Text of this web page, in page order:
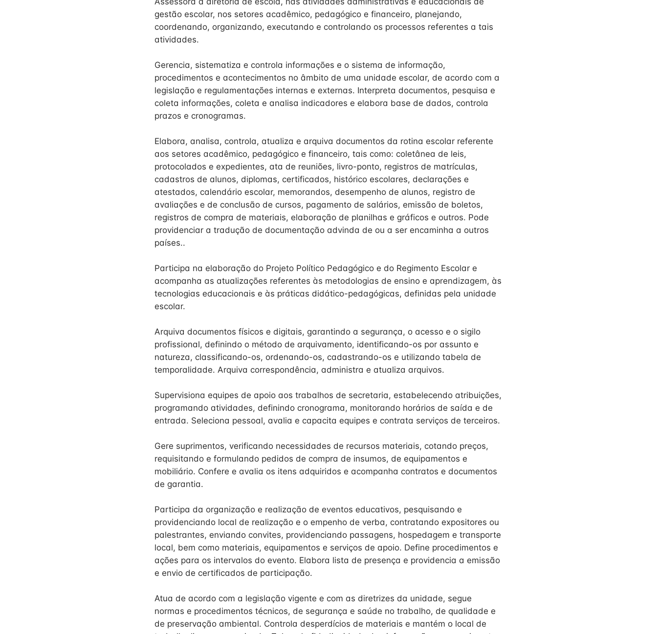
gestão escolar, nos setores acadêmico, pedagógico e financeiro, planejando,
coordenando, organizando, executando e controlando os processos referentes a tais
atividades.
Gerencia, sistematiza e controla informações e o sistema de informação,
procedimentos e acontecimentos no âmbito de uma unidade escolar, de acordo com a
legislação e regulamentações internas e externas. Interpreta documentos, pesquisa e
coleta informações, coleta e analisa indicadores e elabora base de dados, controla
prazos e cronogramas.
Elabora, analisa, controla, atualiza e arquiva documentos da rotina escolar referente
aos setores acadêmico, pedagógico e financeiro, tais como: coletânea de leis,
protocolados e expedientes, ata de reuniões, livro-ponto, registros de matrículas,
cadastros de alunos, diplomas, certificados, histórico escolares, declarações e
atestados, calendário escolar, memorandos, desempenho de alunos, registro de
avaliações e de conclusão de cursos, pagamento de salários, emissão de boletos,
registros de compra de materiais, elaboração de planilhas e gráficos e outros. Pode
providenciar a tradução de documentação advinda de ou a ser encaminha a outros
países..
Participa na elaboração do Projeto Político Pedagógico e do Regimento Escolar e
acompanha as atualizações referentes às metodologias de ensino e aprendizagem, às
tecnologias educacionais e às práticas didático-pedagógicas, definidas pela unidade
escolar.
Arquiva documentos físicos e digitais, garantindo a segurança, o acesso e o sigilo
profissional, definindo o método de arquivamento, identificando-os por assunto e
natureza, classificando-os, ordenando-os, cadastrando-os e utilizando tabela de
temporalidade. Arquiva correspondência, administra e atualiza arquivos.
Supervisiona equipes de apoio aos trabalhos de secretaria, estabelecendo atribuições,
programando atividades, definindo cronograma, monitorando horários de saída e de
entrada. Seleciona pessoal, avalia e capacita equipes e contrata serviços de terceiros.
Gere suprimentos, verificando necessidades de recursos materiais, cotando preços,
requisitando e formulando pedidos de compra de insumos, de equipamentos e
mobiliário. Confere e avalia os itens adquiridos e acompanha contratos e documentos
de garantia.
Participa da organização e realização de eventos educativos, pesquisando e
providenciando local de realização e o empenho de verba, contratando expositores ou
palestrantes, enviando convites, providenciando passagens, hospedagem e transporte
local, bem como materiais, equipamentos e serviços de apoio. Define procedimentos e
ações para os intervalos do evento. Elabora lista de presença e providencia a emissão
e envio de certificados de participação.
Atua de acordo com a legislação vigente e com as diretrizes da unidade, segue
normas e procedimentos técnicos, de segurança e saúde no trabalho, de qualidade e
de preservação ambiental. Controla desperdícios de materiais e mantém o local de